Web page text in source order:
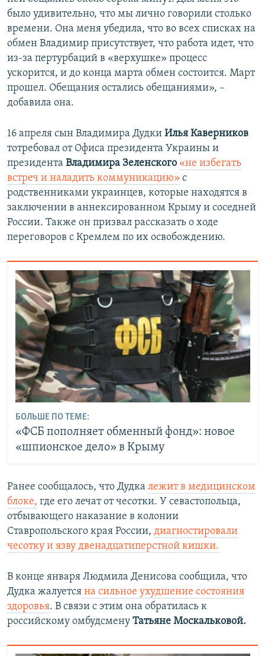
было удивительно, что мы лично говорили столько
времени. Она меня убедила, что во всех списках на
обмен Владимир присутствует, что работа идет, что
из-за пертурбаций в «верхушке» процесс
ускорится, и до конца марта обмен состоится. Март
прошел. Обещания остались обещаниями», –
добавила она.
16 апреля сын Владимира Дудки Илья Каверников
тотребовал от Офиса президента Украины и
президента Владимира Зеленского «не избегать
встреч и наладить коммуникацию» с
родственниками украинцев, которые находятся в
заключении в аннексированном Крыму и соседней
России. Также он призвал рассказать о ходе
переговоров с Кремлем по их освобождению.
БОЛЬШЕ ПО ТЕМЕ:
«ФСБ пополняет обменный фонд»: новое
«шпионское дело» в Крыму
Ранее сообщалось, что Дудка лежит в медицинском
блоке, где его лечат от чесотки. У севастопольца,
отбывающего наказание в колонии
Ставропольского края России, диагностировали
чесотку и язву двенадцатиперстной кишки.
В конце января Людмила Денисова сообщила, что
Дудка жалуется на сильное ухудшение состояния
здоровья. В связи с этим она обратилась к
российскому омбудсмену Татьяне Москальковой.